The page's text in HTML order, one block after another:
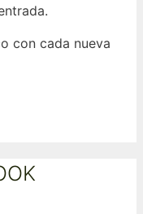
con cada nueva